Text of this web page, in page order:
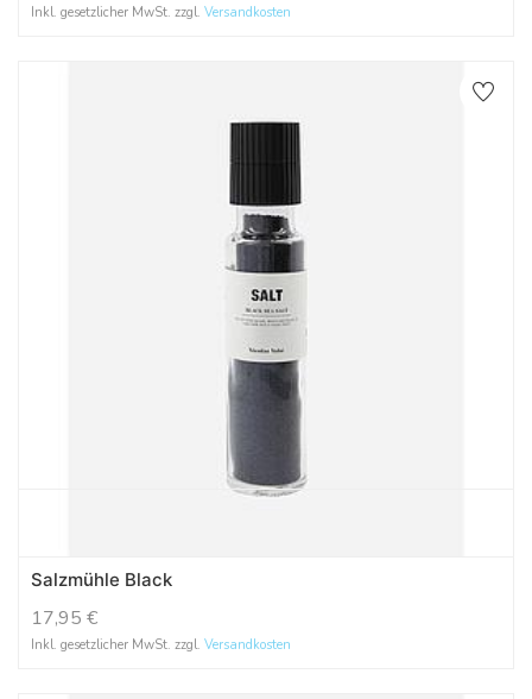
Inkl. gesetzlicher MwSt. zzgl. Versandkosten
Salzmühle Black
17,95 €
Inkl. gesetzlicher MwSt. zzgl. Versandkosten